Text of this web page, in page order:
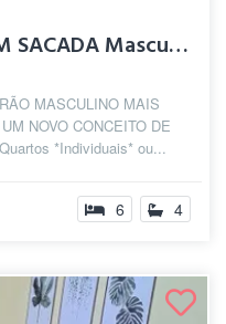
Quarto INDIVIDUAL COM SACADA Masculino e...
MASCULINO MAIS
NOVO CONCEITO DE
*Individuais* ou...
6 4